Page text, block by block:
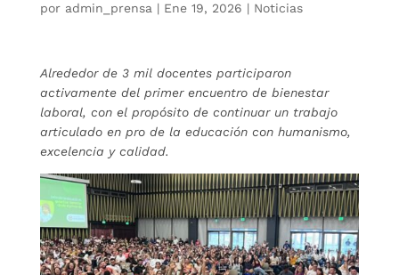
por admin_prensa | Ene 19, 2026 | Noticias
Alrededor de 3 mil docentes participaron
activamente del primer encuentro de bienestar
laboral, con el propósito de continuar un trabajo
articulado en pro de la educación con humanismo,
excelencia y calidad.